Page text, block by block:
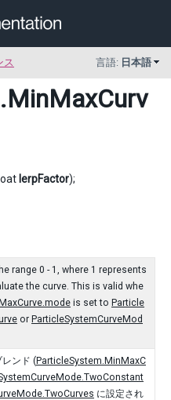
ス 言語: 日本語
lerpFactor);
range 0 - 1, where 1 represents
the curve. This is valid whe
is set to Particle
or ParticleSystemCurveMod
ンド (ParticleSystem.MinMaxC
に設定され